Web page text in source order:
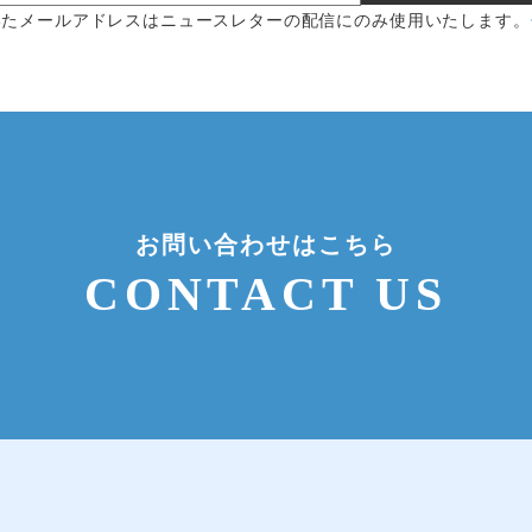
メールアドレスはニュースレターの配信にのみ使用いたします。
お問い合わせはこちら
CONTACT US